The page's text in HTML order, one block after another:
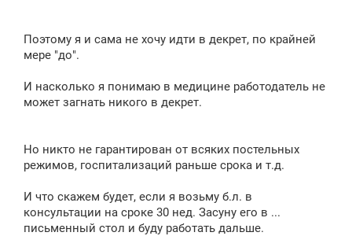
Поэтому я и сама не хочу идти в декрет, по крайней
мере "до".
И насколько я понимаю в медицине работодатель не
может загнать никого в декрет.
Но никто не гарантирован от всяких постельных
режимов, госпитализаций раньше срока и т.д.
И что скажем будет, если я возьму б.л. в
консультации на сроке 30 нед. Засуну его в ...
письменный стол и буду работать дальше.